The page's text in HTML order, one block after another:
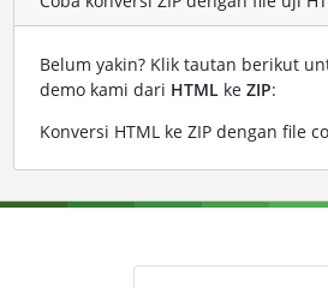
Belum yakin? Klik tautan berikut
demo kami dari HTMLke ZIP:
Konversi HTML ke ZIP dengan file